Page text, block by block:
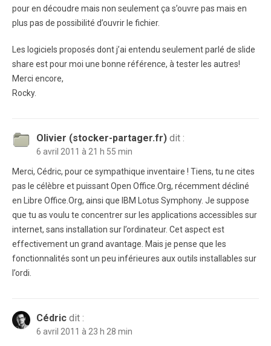
pour en découdre mais non seulement ça s’ouvre pas mais en
plus pas de possibilité d’ouvrir le fichier.
Les logiciels proposés dont j’ai entendu seulement parlé de slide
share est pour moi une bonne référence, à tester les autres!
Merci encore,
Rocky.
Olivier (stocker-partager.fr) dit :
6 avril 2011 à 21 h 55 min
Merci, Cédric, pour ce sympathique inventaire ! Tiens, tu ne cites
pas le célèbre et puissant Open Office.Org, récemment décliné
en Libre Office.Org, ainsi que IBM Lotus Symphony. Je suppose
que tu as voulu te concentrer sur les applications accessibles sur
internet, sans installation sur l’ordinateur. Cet aspect est
effectivement un grand avantage. Mais je pense que les
fonctionnalités sont un peu inférieures aux outils installables sur
l’ordi.
Cédric dit :
6 avril 2011 à 23 h 28 min